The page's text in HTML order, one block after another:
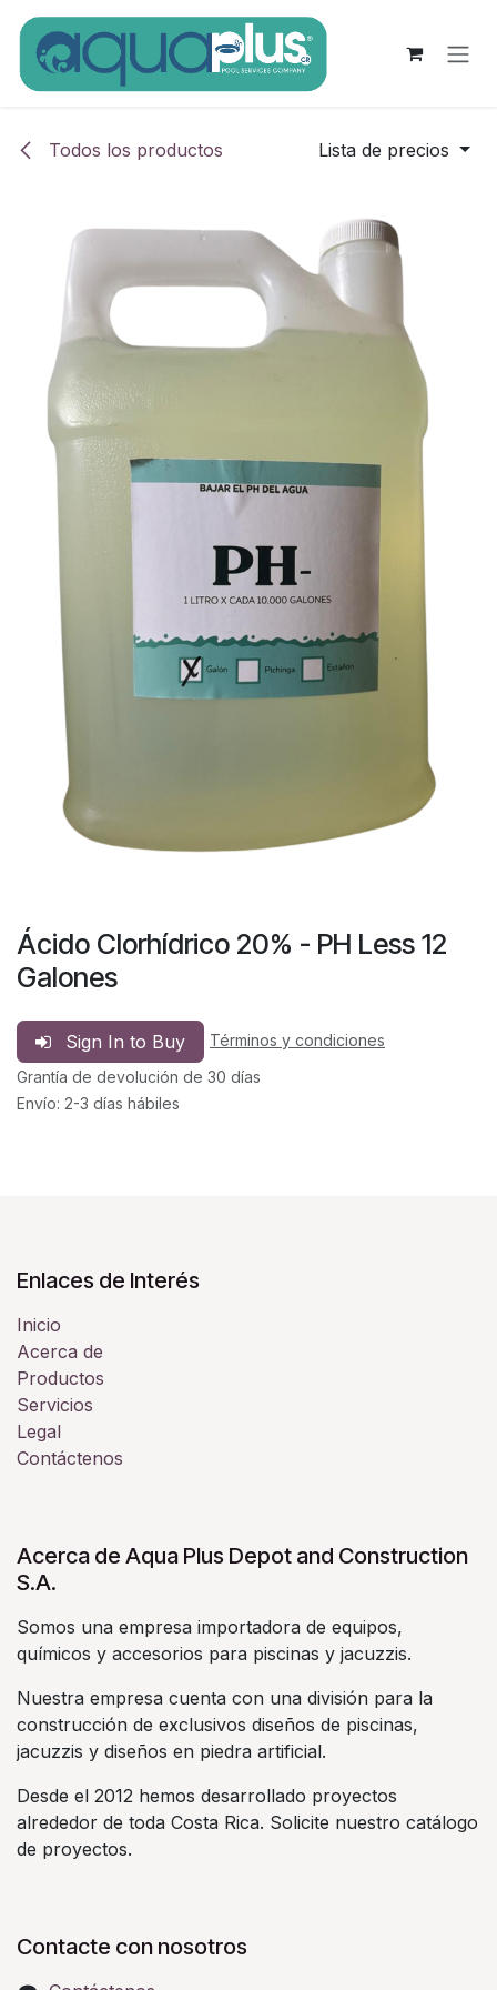
Ir al contenido
Todos los productos Lista de precios
Ácido Clorhídrico 20% - PH Less 12
Galones
Sign In to Buy
Términos y condiciones
Grantía de devolución de 30 días
Envío: 2-3 días hábiles
Enlaces de Interés
Inicio
Acerca de
Productos
Servicios
Legal
Contáctenos
Acerca de Aqua Plus Depot and Construction
S.A.
Somos una empresa importadora de equipos,
químicos y accesorios para piscinas y jacuzzis.
Nuestra empresa cuenta con una división para la
construcción de exclusivos diseños de piscinas,
jacuzzis y diseños en piedra artificial.
Desde el 2012 hemos desarrollado proyectos
alrededor de toda Costa Rica. Solicite nuestro catálogo
de proyectos.
Contacte con nosotros